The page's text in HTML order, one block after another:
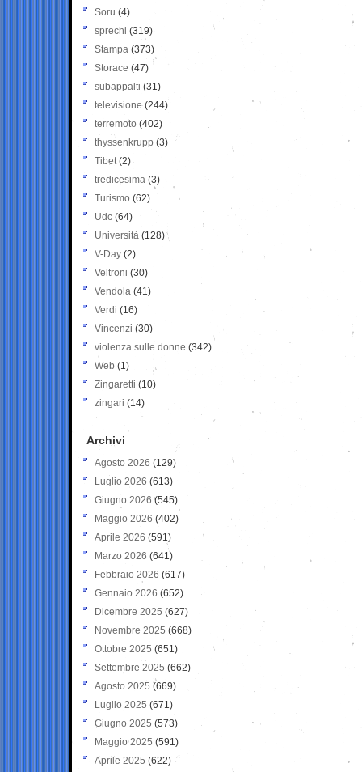
Soru (4)
sprechi (319)
Stampa (373)
Storace (47)
subappalti (31)
televisione(244)
terremoto (402)
thyssenkrupp (3)
Tibet(2)
tredicesima (3)
Turismo (62)
Udc (64)
Università (128)
V-Day (2)
Veltroni (30)
Vendola (41)
Verdi (16)
Vincenzi (30)
violenza sulle donne (342)
Web (1)
Zingaretti (10)
zingari (14)
Archivi
Agosto 2026 (129)
Luglio 2026 (613)
Giugno 2026 (545)
Maggio 2026 (402)
Aprile 2026 (591)
Marzo 2026 (641)
Febbraio 2026 (617)
Gennaio 2026 (652)
Dicembre 2025 (627)
Novembre 2025 (668)
Ottobre 2025 (651)
Settembre 2025 (662)
Agosto 2025 (669)
Luglio 2025 (671)
Giugno 2025 (573)
Maggio 2025 (591)
Aprile 2025 (622)